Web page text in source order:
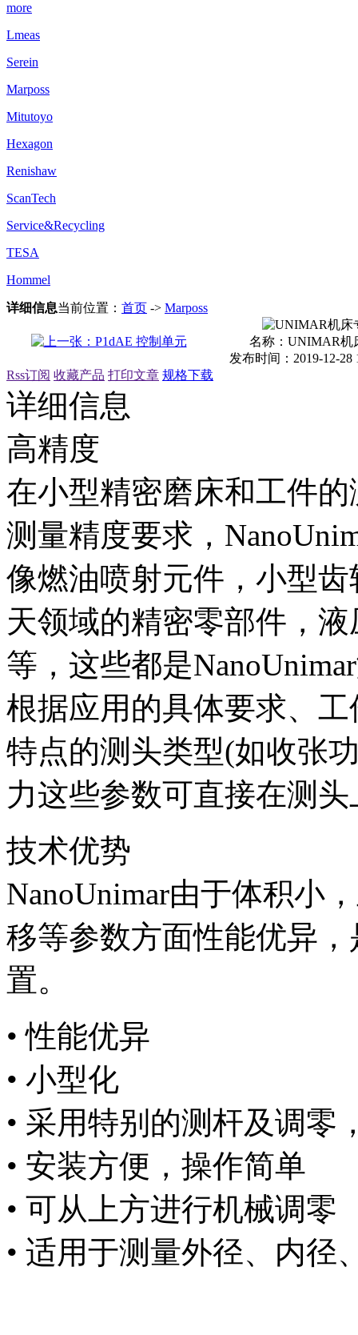
more
Lmeas
Serein
Marposs
Mitutoyo
Hexagon
Renishaw
ScanTech
Service&Recycling
TESA
Hommel
详细信息当前位置： 首页 -> Marposs
名称： UNIMAR机
发布时间：2019-12-28
Rss订阅 收藏产品 打印文章 规格下载
详细信息
高精度
在小型精密磨床和工件
测量精度要求，
像燃油喷射元件，小型
天领域的精密零部件，
等，这些都是
根据应用的具体要求、
特点的测头类型(如收张
力这些参数可直接在测
技术优势
NanoUnimar由于体积小
移等参数方面性能优异
置。
• 性能优异
• 小型化
• 采用特别的测杆及调零
• 安装方便，操作简单
• 可从上方进行机械调零
• 适用于测量外径、内径